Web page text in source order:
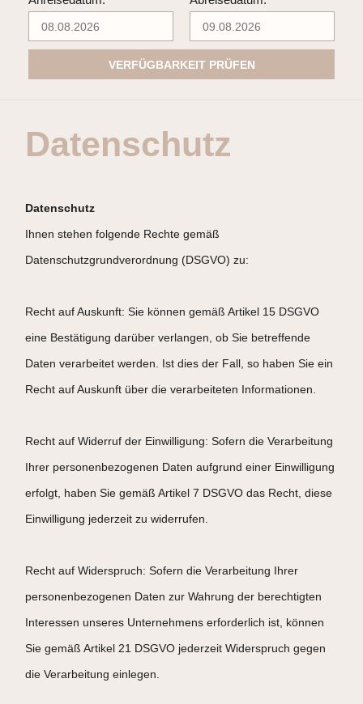
VERFÜGBARKEIT PRÜFEN
Datenschutz
Datenschutz
Ihnen stehen folgende Rechte gemäß
Datenschutzgrundverordnung (DSGVO) zu:
Recht auf Auskunft: Sie können gemäß Artikel 15 DSGVO
eine Bestätigung darüber verlangen, ob Sie betreffende
Daten verarbeitet werden. Ist dies der Fall, so haben Sie ein
Recht auf Auskunft über die verarbeiteten Informationen.
Recht auf Widerruf der Einwilligung: Sofern die Verarbeitung
Ihrer personenbezogenen Daten aufgrund einer Einwilligung
erfolgt, haben Sie gemäß Artikel 7 DSGVO das Recht, diese
Einwilligung jederzeit zu widerrufen.
Recht auf Widerspruch: Sofern die Verarbeitung Ihrer
personenbezogenen Daten zur Wahrung der berechtigten
Interessen unseres Unternehmens erforderlich ist, können
Sie gemäß Artikel 21 DSGVO jederzeit Widerspruch gegen
die Verarbeitung einlegen.